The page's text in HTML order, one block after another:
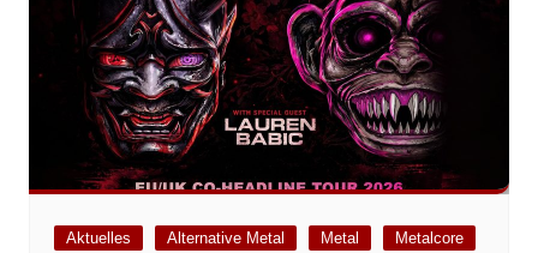
Aktuelles Alternative Metal Metal Metalcore